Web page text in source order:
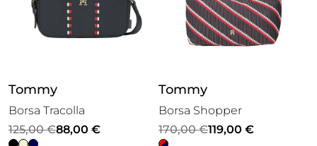
Tommy
Borsa Tracolla
125,00€
Il
88,00 €
Il
Tommy
Borsa Shopper
170,00€
Il
119,00 €
Il